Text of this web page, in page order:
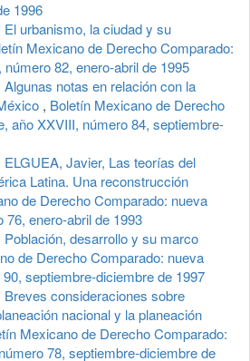
1996
El urbanismo, la ciudad y su
Mexicano de Derecho Comparado:
82, enero-abril de 1995
Algunas notas en relación con la
, Boletín Mexicano de Derecho
año XXVIII, número 84, septiembre-
ELGUEA, Javier, Las teorías del
Latina. Una reconstrucción
de Derecho Comparado: nueva
enero-abril de 1993
Población, desarrollo y su marco
de Derecho Comparado: nueva
septiembre-diciembre de 1997
Breves consideraciones sobre
nacional y la planeación
Mexicano de Derecho Comparado:
78, septiembre-diciembre de